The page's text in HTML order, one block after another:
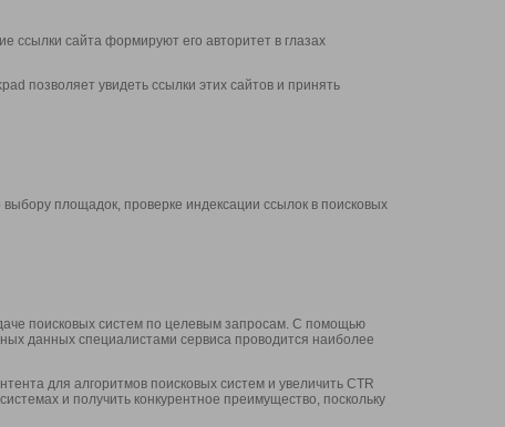
ссылки сайта формируют его авторитет в глазах
позволяет увидеть ссылки этих сайтов и принять
площадок, проверке индексации ссылок в поисковых
поисковых систем по целевым запросам. С помощью
данных специалистами сервиса проводится наиболее
для алгоритмов поисковых систем и увеличить CTR
и получить конкурентное преимущество, поскольку